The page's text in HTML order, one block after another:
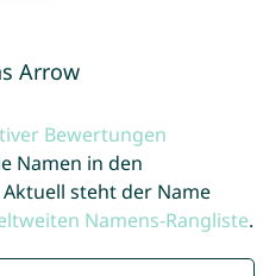
Arrow
Bewertungen
Namen in den
steht der Name
Namens-Rangliste.